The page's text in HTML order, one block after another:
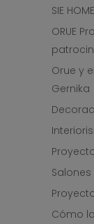
SIE
ORUE
Orue y
Gernika
Cómo